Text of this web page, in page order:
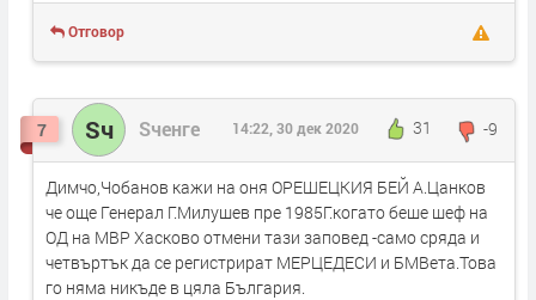
Отговор
7 Sч Sченге 31 -9
14:22, 30 дек 2020
Димчо,Чобанов кажи на оня ОРЕШЕЦКИЯ БЕЙ А.Цанков
че още Генерал Г.Милушев пре 1985Г.когато беше шеф на
ОД на МВР Хасково отмени тази заповед -само сряда и
четвъртък да се регистрират МЕРЦЕДЕСИ и БМВета.Това
го няма никъде в цяла България.